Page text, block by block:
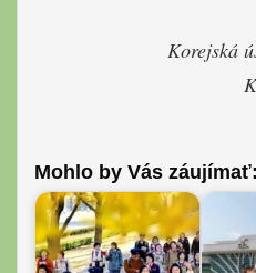
Korejská
Mohlo by Vás záujímať: